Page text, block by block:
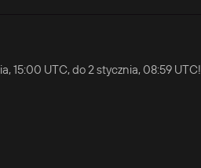
15:00 UTC, do 2 stycznia, 08:59 UTC!